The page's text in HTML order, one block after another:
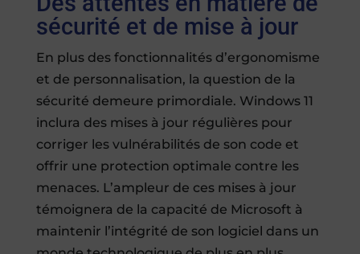
sécurité et de mise à jour
En plus des fonctionnalités d’ergonomisme
et de personnalisation, la question de la
sécurité demeure primordiale. Windows 11
inclura des mises à jour régulières pour
corriger les vulnérabilités de son code et
offrir une protection optimale contre les
menaces. L’ampleur de ces mises à jour
témoignera de la capacité de Microsoft à
maintenir l’intégrité de son logiciel dans un